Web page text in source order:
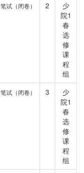
笔试（闭卷） 2
少
院1
春
选
修
课
程
组
笔试（闭卷） 3
少
院1
春
选
修
课
程
组